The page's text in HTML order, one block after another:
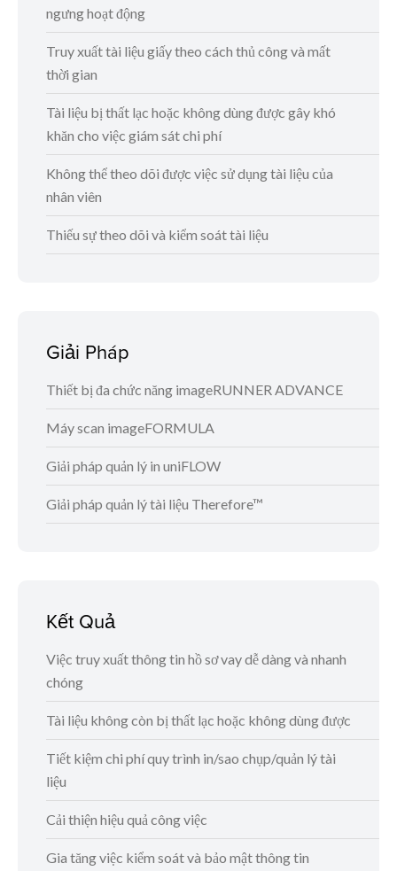
ngưng hoạt động
Truy xuất tài liệu giấy theo cách thủ công và mất
thời gian
Tài liệu bị thất lạc hoặc không dùng được gây khó
khăn cho việc giám sát chi phí
Không thể theo dõi được việc sử dụng tài liệu của
nhân viên
Thiếu sự theo dõi và kiểm soát tài liệu
Giải Pháp
Thiết bị đa chức năng imageRUNNER ADVANCE
Máy scan imageFORMULA
Giải pháp quản lý in uniFLOW
Giải pháp quản lý tài liệu Therefore™
Kết Quả
Việc truy xuất thông tin hồ sơ vay dễ dàng và nhanh
chóng
Tài liệu không còn bị thất lạc hoặc không dùng được
Tiết kiệm chi phí quy trình in/sao chụp/quản lý tài
liệu
Cải thiện hiệu quả công việc
Gia tăng việc kiểm soát và bảo mật thông tin